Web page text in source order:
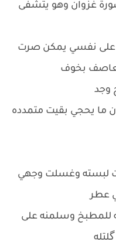
غزوان وهو يتشفى
على نفسي يمكن صرت
بخوف
وجد
ما يحجي بقيت متمدده
لبسته وغسلت وجهي
عطر
للمطبخ وسلمنه على